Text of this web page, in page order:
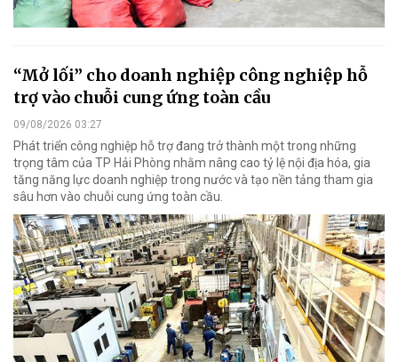
“Mở lối” cho doanh nghiệp công nghiệp hỗ
trợ vào chuỗi cung ứng toàn cầu
09/08/2026 03:27
Phát triển công nghiệp hỗ trợ đang trở thành một trong những
trọng tâm của TP Hải Phòng nhằm nâng cao tỷ lệ nội địa hóa, gia
tăng năng lực doanh nghiệp trong nước và tạo nền tảng tham gia
sâu hơn vào chuỗi cung ứng toàn cầu.